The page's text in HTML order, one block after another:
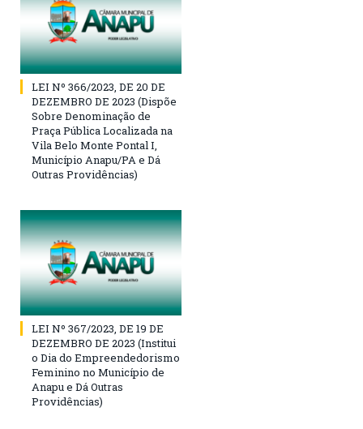
LEI Nº 366/2023, DE 20 DE
DEZEMBRO DE 2023 (Dispõe
Sobre Denominação de
Praça Pública Localizada na
Vila Belo Monte Pontal I,
Município Anapu/PA e Dá
Outras Providências)
LEI Nº 367/2023, DE 19 DE
DEZEMBRO DE 2023 (Institui
o Dia do Empreendedorismo
Feminino no Município de
Anapu e Dá Outras
Providências)